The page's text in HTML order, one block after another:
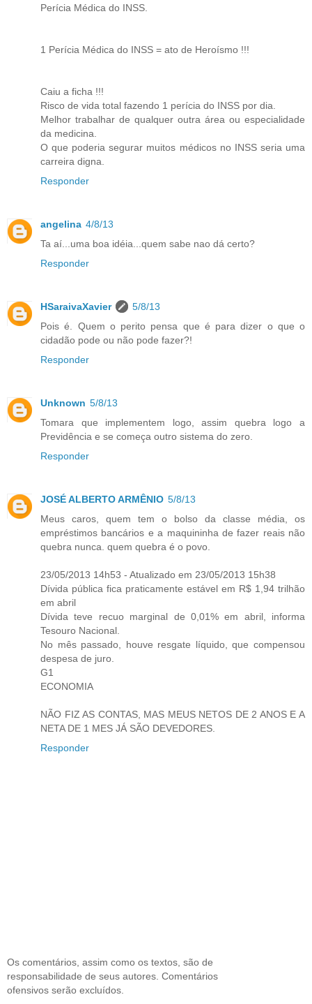
Perícia Médica do INSS.
1 Perícia Médica do INSS = ato de Heroísmo !!!
Caiu a ficha !!!
Risco de vida total fazendo 1 perícia do INSS por dia.
Melhor trabalhar de qualquer outra área ou especialidade
da medicina.
O que poderia segurar muitos médicos no INSS seria uma
carreira digna.
Responder
angelina 4/8/13
Ta aí...uma boa idéia...quem sabe nao dá certo?
Responder
HSaraivaXavier
5/8/13
Pois é. Quem o perito pensa que é para dizer o que o
cidadão pode ou não pode fazer?!
Responder
Unknown 5/8/13
Tomara que implementem logo, assim quebra logo a
Previdência e se começa outro sistema do zero.
Responder
JOSÉ ALBERTO ARMÊNIO 5/8/13
Meus caros, quem tem o bolso da classe média, os
empréstimos bancários e a maquininha de fazer reais não
quebra nunca. quem quebra é o povo.
23/05/2013 14h53 - Atualizado em 23/05/2013 15h38
Dívida pública fica praticamente estável em R$ 1,94 trilhão
em abril
Dívida teve recuo marginal de 0,01% em abril, informa
Tesouro Nacional.
No mês passado, houve resgate líquido, que compensou
despesa de juro.
G1
ECONOMIA
NÃO FIZ AS CONTAS, MAS MEUS NETOS DE 2 ANOS E A
NETA DE 1 MES JÁ SÃO DEVEDORES.
Responder
Os comentários, assim como os textos, são de
responsabilidade de seus autores. Comentários
ofensivos serão excluídos.